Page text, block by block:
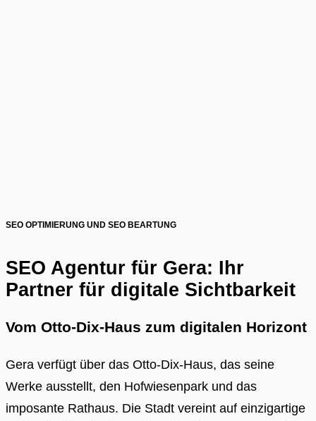
SEO OPTIMIERUNG UND SEO BEARTUNG
SEO Agentur für Gera: Ihr
Partner für digitale Sichtbarkeit
Vom Otto-Dix-Haus zum digitalen Horizont
Gera verfügt über das Otto-Dix-Haus, das seine
Werke ausstellt, den Hofwiesenpark und das
imposante Rathaus. Die Stadt vereint auf einzigartige